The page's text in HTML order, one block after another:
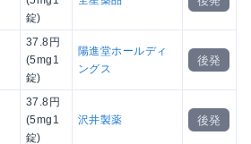
錠)
37.8円
(5mg1
錠)
陽進堂ホールディ
ングス
後発
37.8円
(5mg1
錠)
沢井製薬 後発